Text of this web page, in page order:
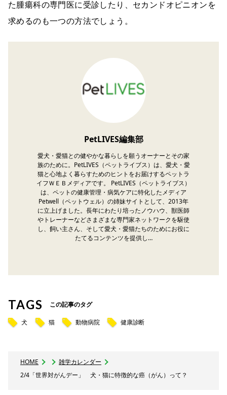
た腫瘍科の専門医に受診したり、セカンドオピニオンを
求めるのも一つの方法でしょう。
PetLIVES編集部
愛犬・愛猫との健やかな暮らしを願うオーナーとその家
族のために。PetLIVES（ペットライブス）は、愛犬・愛
猫と心地よく暮らすためのヒントをお届けするペットラ
イフＷＥＢメディアです。 PetLIVES（ペットライブス）
は、ペットの健康管理・病気ケアに特化したメディア
Petwell（ペットウェル）の姉妹サイトとして、2013年
に立上げました。長年にわたり培ったノウハウ、獣医師
やトレーナーなどさまざまな専門家ネットワークを駆使
し、飼い主さん、そして愛犬・愛猫たちのためにお役に
たてるコンテンツを提供し…
TAGS この記事のタグ
犬 猫 動物病院 健康診断
HOME
雑学カレンダー
2/4「世界対がんデー」 犬・猫に特徴的な癌（がん）って？